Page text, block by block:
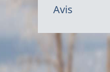
Avis